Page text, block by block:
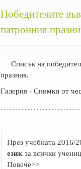
Победителите
патронния
Списък на
празник.
Галерия - Снимки от
През учебната 2016/
език за всички
Повече>>